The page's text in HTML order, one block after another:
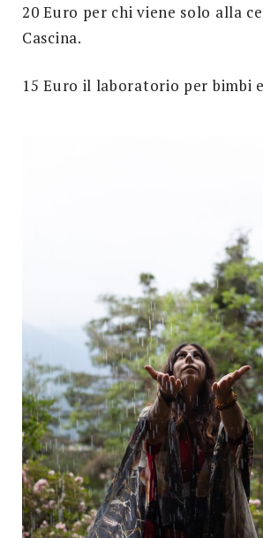
20 Euro per chi viene solo alla
Cascina.
15 Euro il laboratorio per bimbi